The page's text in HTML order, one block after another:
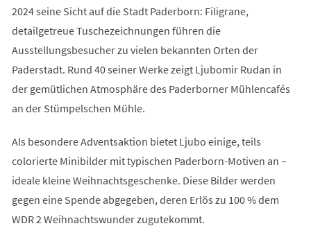
2024 seine Sicht auf die Stadt Paderborn: Filigrane,
detailgetreue Tuschezeichnungen führen die
Ausstellungsbesucher zu vielen bekannten Orten der
Paderstadt. Rund 40 seiner Werke zeigt Ljubomir Rudan in
der gemütlichen Atmosphäre des Paderborner Mühlencafés
an der Stümpelschen Mühle.
Als besondere Adventsaktion bietet Ljubo einige, teils
colorierte Minibilder mit typischen Paderborn-Motiven an –
ideale kleine Weihnachtsgeschenke. Diese Bilder werden
gegen eine Spende abgegeben, deren Erlös zu 100 % dem
WDR 2 Weihnachtswunder zugutekommt.